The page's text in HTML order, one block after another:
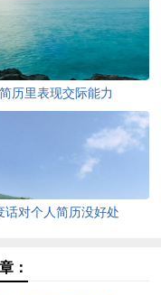
简历里表现交际能力
话对个人简历没好处
：